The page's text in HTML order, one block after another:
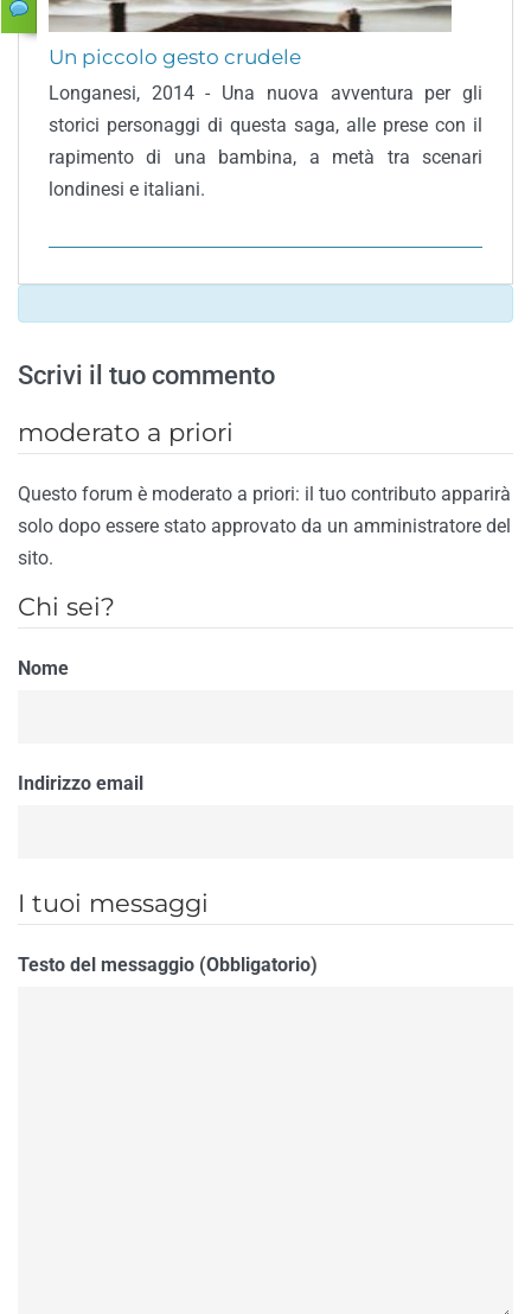
Un piccolo gesto crudele
Longanesi, 2014 - Una nuova avventura per gli
storici personaggi di questa saga, alle prese con il
rapimento di una bambina, a metà tra scenari
londinesi e italiani.
Scrivi il tuo commento
moderato a priori
Questo forum è moderato a priori: il tuo contributo apparirà
solo dopo essere stato approvato da un amministratore del
sito.
Chi sei?
Nome
Indirizzo email
I tuoi messaggi
Testo del messaggio (Obbligatorio)